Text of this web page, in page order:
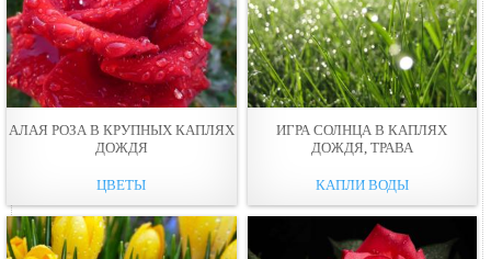
АЛАЯ РОЗА В КРУПНЫХ КАПЛЯХ
ДОЖДЯ
ЦВЕТЫ
ИГРА СОЛНЦА В КАПЛЯХ
ДОЖДЯ, ТРАВА
КАПЛИ ВОДЫ